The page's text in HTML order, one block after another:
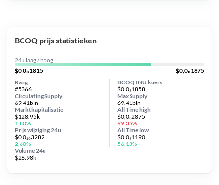
BCOQ prijs statistieken
24u laag / hoog
$0,0₈1815
$0,0₈1875
BCOQ INU koers
$0,0₈1858
Circulating Supply
69.41bln
Prijs wijziging 24u
$0,0₁₀3282
2,60%
Max Supply
69.41bln
Marktkapitalisatie
$128.95k
1,80%
Volume 24u
$26.98k
Rang
#5366
All Timehigh
$0,0₆2875
99,35%
All Time low
$0,0₈1190
56,13%